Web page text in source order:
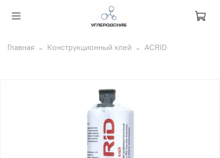
Главная Конструкционный клей ACRID